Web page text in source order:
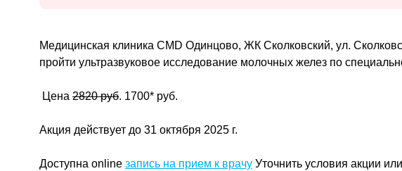
Медицинская клиника CMD Одинцово, ЖК Сколковский, ул.
пройти ультразвуковое исследование молочных желез по
Цена 2820 руб. 1700* руб.
Акция действует до 31 октября 2025 г.
Доступна online запись на прием к врачу Уточнить условия акции